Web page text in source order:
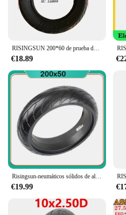
€18.89
€19.99